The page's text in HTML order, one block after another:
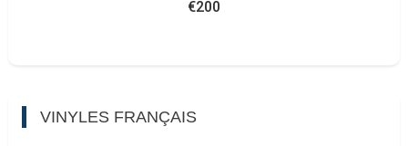
€200
VINYLES FRANÇAIS